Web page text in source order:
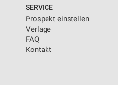
SERVICE
Prospekt einstellen
Verlage
FAQ
Kontakt